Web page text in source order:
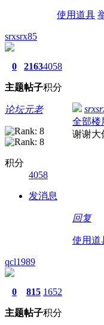
使用道具
srxsrx85
0
主题
2163
帖子
4058
积分
论坛元老
积分
4058
发消息
全部楼
谢谢大
回复
使用道
qcl1989
0
主题
815
帖子
1652
积分